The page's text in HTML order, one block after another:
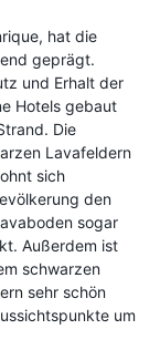
hat die
geprägt.
und Erhalt der
Hotels gebaut
Die
Lavafeldern
sich
den
sogar
Außerdem ist
schwarzen
sehr schön
um